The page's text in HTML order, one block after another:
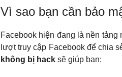
Vì sao bạn cần bảo
Facebook hiện đang là nền
lượt truy cập Facebook để chia
không bị hack sẽ giúp bạn: